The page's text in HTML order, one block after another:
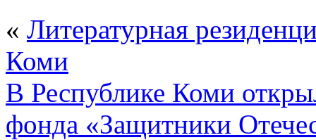
« Литературная
Коми
В Республике Коми
фонда «Защитники